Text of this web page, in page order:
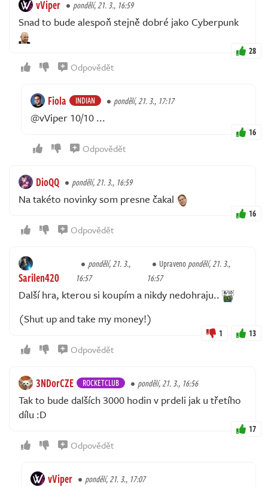
vViper pondělí, 21. 3., 16:59
Snad to bude alespoň stejně dobré jako Cyberpunk
28
Odpovědět
Fiola INDIAN pondělí, 21. 3., 17:17
@vViper 10/10 ...
16
Odpovědět
DioQQ pondělí, 21. 3., 16:59
Na takéto novinky som presne čakal
16
Odpovědět
Sarilen420
pondělí, 21. 3.,
16:57
Upravenopondělí, 21. 3.,
16:57
Další hra, kterou si koupím a nikdy nedohraju..
(Shut up and take my money!)
1 13
Odpovědět
3NDorCZE ROCKETCLUB pondělí, 21. 3., 16:56
Tak to bude dalších 3000 hodin v prdeli jak u třetího
dílu :D
17
Odpovědět
vViper pondělí, 21. 3., 17:07